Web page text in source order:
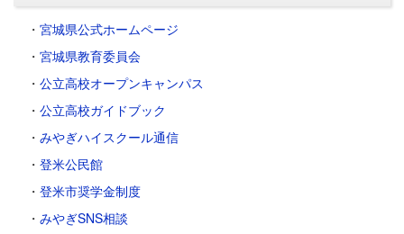
・ 宮城県公式ホームページ
・ 宮城県教育委員会
・ 公立高校オープンキャンパス
・ 公立高校ガイドブック
・ みやぎハイスクール通信
・ 登米公民館
・ 登米市奨学金制度
・ みやぎSNS相談